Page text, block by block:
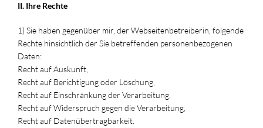
II. Ihre Rechte
1) Sie haben gegenüber mir, der Webseitenbetreiberin, folgende
Rechte hinsichtlich der Sie betreffenden personenbezogenen
Daten:
Recht auf Auskunft,
Recht auf Berichtigung oder Löschung,
Recht auf Einschränkung der Verarbeitung,
Recht auf Widerspruch gegen die Verarbeitung,
Recht auf Datenübertragbarkeit.